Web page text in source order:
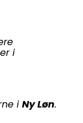
i
i Ny Løn.